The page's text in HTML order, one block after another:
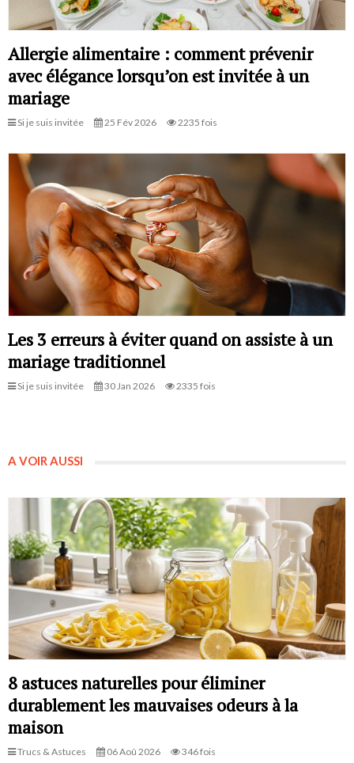
Allergie alimentaire : comment prévenir
avec élégance lorsqu’on est invitée à un
mariage
Si je suis invitée 25 Fév 2026 2235 fois
Les 3 erreurs à éviter quand on assiste à un
mariage traditionnel
Si je suis invitée 30 Jan 2026 2335 fois
A VOIR AUSSI
8 astuces naturelles pour éliminer
durablement les mauvaises odeurs à la
maison
Trucs & Astuces 06 Aoû 2026 346 fois